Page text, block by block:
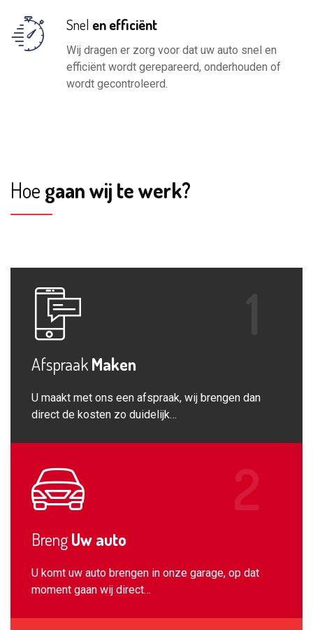
Snel en efficiënt
Wij dragen er zorg voor dat uw auto snel en
efficiënt wordt gerepareerd, onderhouden of
wordt gecontroleerd.
Hoe gaan wij te werk?
AfspraakMaken
U maakt met ons een afspraak, wij brengen dan
direct de kosten zo duidelijk…
BrengUw auto
U komt uw auto brengen in onze garage, op dat
moment gaan wij direct…